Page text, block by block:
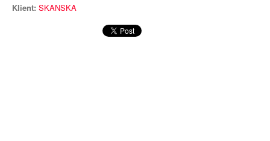
Klient: SKANSKA